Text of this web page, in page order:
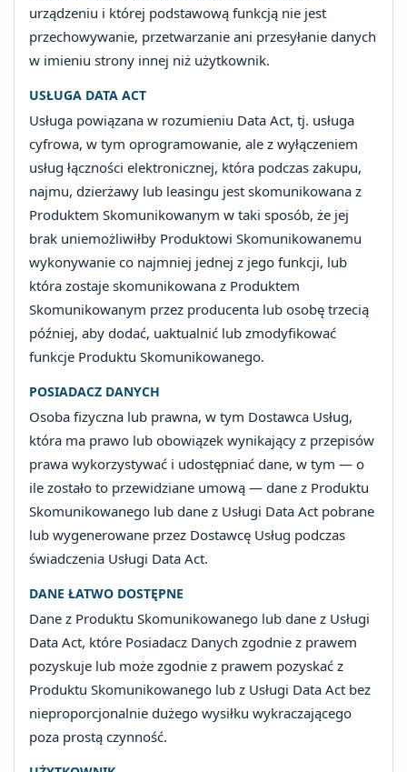
urządzeniu i której podstawową funkcją nie jest
przechowywanie, przetwarzanie ani przesyłanie danych
w imieniu strony innej niż użytkownik.
USŁUGA DATA ACT
Usługa powiązana w rozumieniu Data Act, tj. usługa
cyfrowa, w tym oprogramowanie, ale z wyłączeniem
usług łączności elektronicznej, która podczas zakupu,
najmu, dzierżawy lub leasingu jest skomunikowana z
Produktem Skomunikowanym w taki sposób, że jej
brak uniemożliwiłby Produktowi Skomunikowanemu
wykonywanie co najmniej jednej z jego funkcji, lub
która zostaje skomunikowana z Produktem
Skomunikowanym przez producenta lub osobę trzecią
później, aby dodać, uaktualnić lub zmodyfikować
funkcje Produktu Skomunikowanego.
POSIADACZ DANYCH
Osoba fizyczna lub prawna, w tym Dostawca Usług,
która ma prawo lub obowiązek wynikający z przepisów
prawa wykorzystywać i udostępniać dane, w tym — o
ile zostało to przewidziane umową — dane z Produktu
Skomunikowanego lub dane z Usługi Data Act pobrane
lub wygenerowane przez Dostawcę Usług podczas
świadczenia Usługi Data Act.
DANE ŁATWO DOSTĘPNE
Dane z Produktu Skomunikowanego lub dane z Usługi
Data Act, które Posiadacz Danych zgodnie z prawem
pozyskuje lub może zgodnie z prawem pozyskać z
Produktu Skomunikowanego lub z Usługi Data Act bez
nieproporcjonalnie dużego wysiłku wykraczającego
poza prostą czynność.